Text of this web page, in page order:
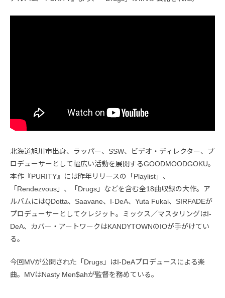
北海道旭川市出身、ラッパー、SSW、ビデオ・ディレクター、プ
ロデューサーとして幅広い活動を展開するGOODMOODGOKU。
本作『PURITY』には昨年リリースの「Playlist」、
「Rendezvous」、「Drugs」などを含む全18曲収録の大作。ア
ルバムにはQDotta、Saavane、I-DeA、Yuta Fukai、SIRFADEが
プロデューサーとしてクレジット。ミックス／マスタリングはI-
DeA、カバー・アートワークはKANDYTOWNのIOが手がけてい
る。
今回MVが公開された「Drugs」はI-DeAプロデュースによる楽
曲。MVはNasty Men$ahが監督を務めている。